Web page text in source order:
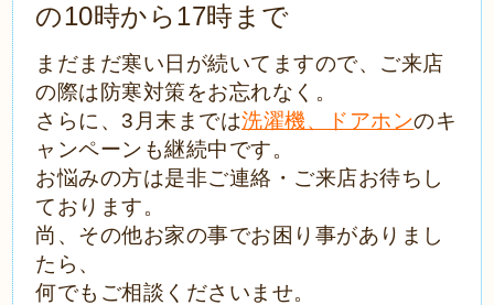
の10時から17時まで
まだまだ寒い日が続いてますので、 ご来店
の際は防寒対策をお忘れなく。
さらに、3月末までは洗濯機、ドアホンのキ
ャンペーンも継続中です。
お悩みの方は是非ご連絡・ご来店お待ちし
ております。
尚、その他お家の事でお困り事がありまし
たら、
何でもご相談くださいませ。